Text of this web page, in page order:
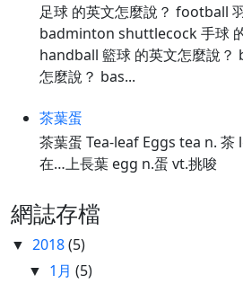
足球 的英文怎麼說？ football
badminton shuttlecock 手球
handball 籃球 的英文怎麼說？
怎麼說？ bas...
茶葉蛋
茶葉蛋 Tea-leaf Eggs tea n. 茶
在…上長葉 egg n.蛋 vt.挑唆
網誌存檔
▼ 2018(5)
▼ 1月(5)